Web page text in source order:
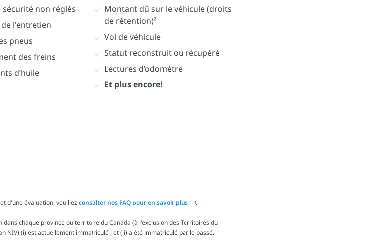
sécurité non réglés
l'entretien
pneus
des freins
d’huile
Montant dû sur le véhicule (droits
de rétention)²
Vol de véhicule
Statut reconstruit ou récupéré
Lectures d’odomètre
Et plus encore!
d'une évaluation, veuillezconsulter nos FAQ pour en savoir plus .
chaque province ou territoire du Canada (à l'exclusion des Territoires du
NIV) (i) est actuellement immatriculé ; et (ii) a été immatriculé par le passé.